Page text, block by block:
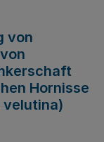
von
Hornisse
velutina)